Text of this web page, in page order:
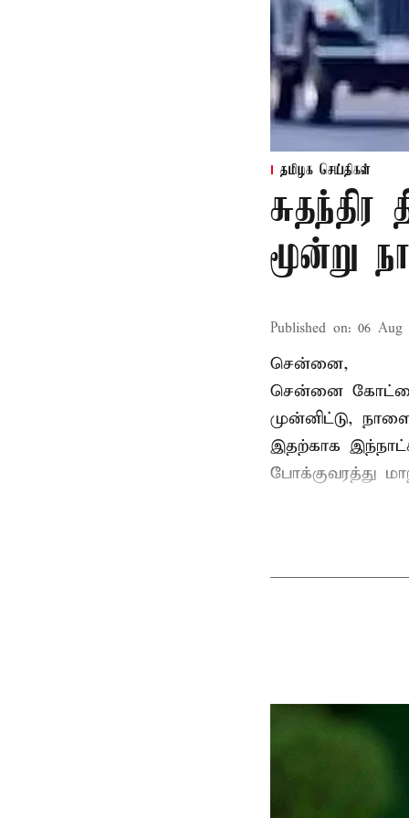
தமிழக செய்திகள்
மூன்று
Published on: 06 Aug
சென்னை,
சென்னை
முன்னிட்டு,
இதற்காக
போக்குவரத்து